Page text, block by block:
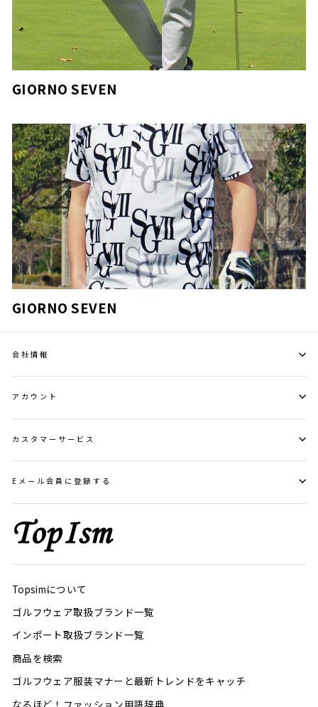
GIORNO SEVEN
GIORNO SEVEN
会社情報
アカウント
カスタマーサービス
Eメール会員に登録する
Topsimについて
ゴルフウェア取扱ブランド一覧
インポート取扱ブランド一覧
商品を検索
ゴルフウェア服装マナーと最新トレンドをキャッチ
なるほど！ファッション用語辞典